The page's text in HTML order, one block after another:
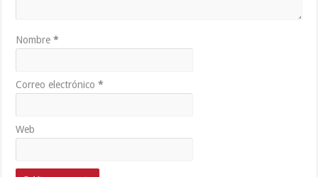
Nombre*
Correo electrónico*
Web